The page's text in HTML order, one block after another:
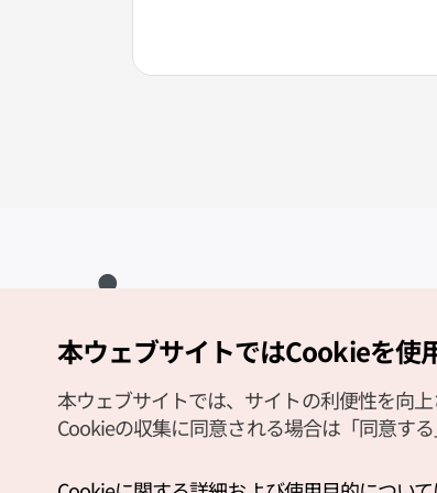
Copyright (c) Korea Tourism Organization All Rights
サイトエラー報告
公式メール
本ウェブサイトではCookieを使
本ウェブサイトでは、サイトの利便性を向
Cookieの収集に同意される場合は「同意す